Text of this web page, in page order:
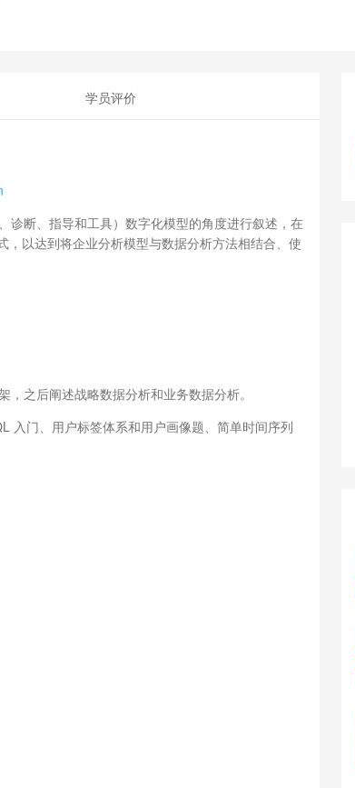
学员评价
诊断、指导和工具）数字化模型的角度进行叙述，在
以达到将企业分析模型与数据分析方法相结合、使
之后阐述战略数据分析和业务数据分析。
入门、用户标签体系和用户画像题、简单时间序列